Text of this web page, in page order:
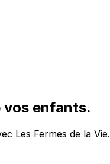
vos enfants.
Les Fermes de la Vie.